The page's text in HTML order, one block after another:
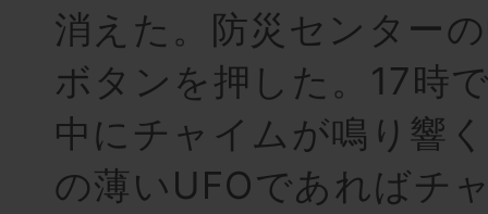
消えた。防災センター
ボタンを押した。17時
中にチャイムが鳴り響
の薄いUFOであればチ